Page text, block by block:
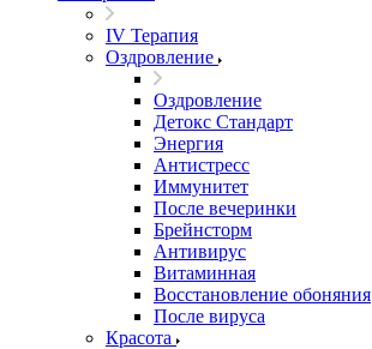
IV Терапия
Оздровление
Оздровление
Детокс Стандарт
Энергия
Антистресс
Иммунитет
После вечеринки
Брейнсторм
Антивирус
Витаминная
Восстановление обоняния
После вируса
Красота